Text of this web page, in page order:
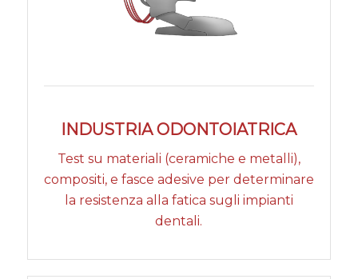
INDUSTRIA ODONTOIATRICA
Test su materiali (ceramiche e metalli),
compositi, e fasce adesive per determinare
la resistenza alla fatica sugli impianti
dentali.